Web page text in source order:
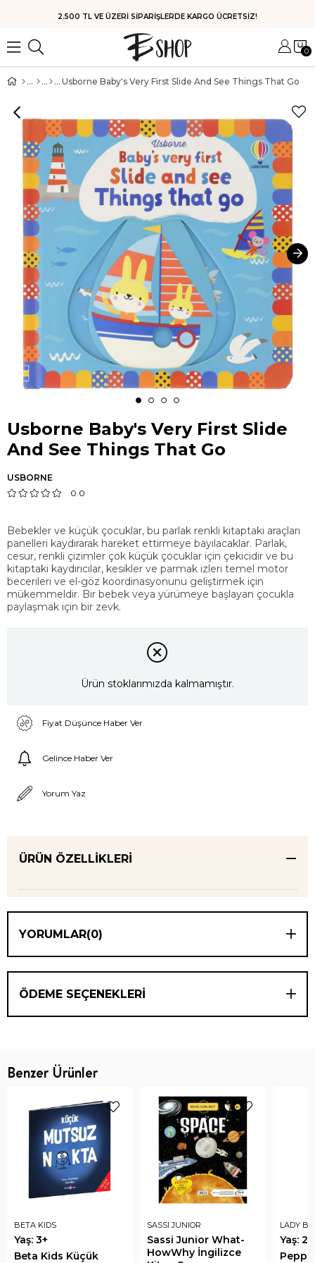
HIZLI KARGO
0
Usborne Baby's Very First Slide And See Things That Go
Usborne Baby's Very First Slide
And See Things That Go
USBORNE
0.0
Bebekler ve küçük çocuklar, bu parlak renkli kitaptaki araçları
panelleri kaydırarak hareket ettirmeye bayılacaklar. Parlak,
cesur, renkli çizimler çok küçük çocuklar için çekicidir ve bu
kitaptaki kaydırıcılar, kesikler ve parmak izleri temel motor
becerileri ve el-göz koordinasyonunu geliştirmek için
mükemmeldir. Bir bebek veya yürümeye başlayan çocukla
paylaşmak için bir zevk.
Ürün stoklarımızda kalmamıştır.
Fiyat Düşünce Haber Ver
Gelince Haber Ver
Yorum Yaz
ÜRÜN ÖZELLIKLERI
YORUMLAR(0)
ÖDEME SEÇENEKLERI
Benzer Ürünler
BETA KIDS
Yaş: 3+
Beta Kids Küçük
SASSI JUNIOR
Sassi Junior What-
HowWhy İngilizce
LADY
Yaş: 2+